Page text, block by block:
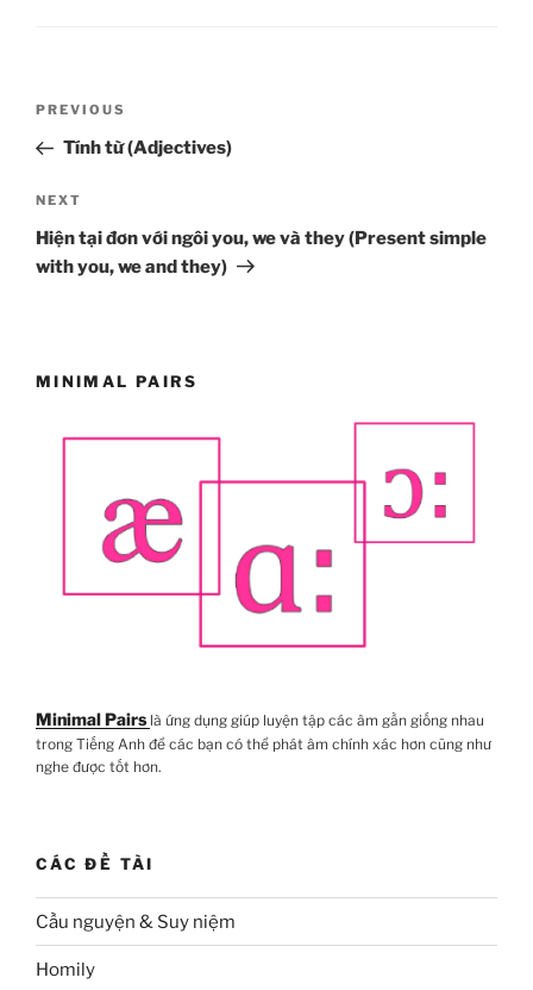
Previous
Post
PREVIOUS
Tính từ (Adjectives)
Next
Post
NEXT
Hiện tại đơn với ngôi you, we và they (Present simple
with you, we and they)
MINIMAL PAIRS
Minimal Pairs là ứng dụng giúp luyện tập các âm gần giống nhau
trong Tiếng Anh để các bạn có thể phát âm chính xác hơn cũng như
nghe được tốt hơn.
CÁC ĐỀ TÀI
Cầu nguyện & Suy niệm
Homily